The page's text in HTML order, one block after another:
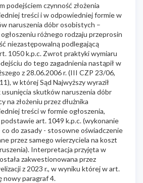
podejściem czynność złożenia
treści i w odpowiedniej formie w
naruszenia dóbr osobistych –
różnego rodzaju przeprosin
niezastępowalną podlegającą
1050 k.p.c. Zwrot praktyki wymiaru
do tego zagadnienia nastąpił w
z 28.06.2006 r. (III CZP 23/06,
w której Sąd Najwyższy wyraził
usunięcia skutków naruszenia dóbr
na złożeniu przez dłużnika
treści w formie ogłoszenia,
art. 1049 k.p.c. (wykonanie
co do zasady - stosowne oświadczenie
przez samego wierzyciela na koszt
Interpretacja przyjęta w
zakwestionowana przez
z 2023 r., w wyniku której w art.
nowy paragraf 4.